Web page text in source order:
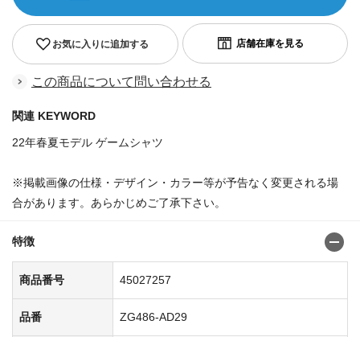
お気に入りに追加する
この商品について問い合わせる
関連 KEYWORD
22年春夏モデル ゲームシャツ
※掲載画像の仕様・デザイン・カラー等が予告なく変更される場
合があります。あらかじめご了承下さい。
特徴
商品番号 45027257
品番 ZG486-AD29